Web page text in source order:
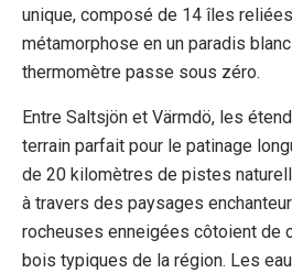
unique, composé de 14 îles
métamorphose en un paradis
thermomètre passe sous zéro.
Entre Saltsjön et Värmdö, les
terrain parfait pour le patinage
de 20 kilomètres de pistes
à travers des paysages
rocheuses enneigées côtoient de
bois typiques de la région. Les